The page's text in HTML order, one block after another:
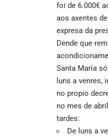
foi de 6.000€
aos axentes
expresa da
Dende que
Santa María
luns a venres,
no propio
no mes de
tardes:
De luns a